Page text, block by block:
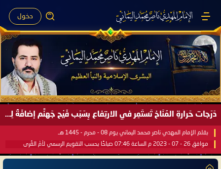
دخول
دَرَجات حَرارةِ المُنَاخ تَستَمِر في الارتِفاع بِسَبَب فَيْح جَهنَّم إضافَةً لِحرارةِ الشَّمس في مُحكَم القُرآن العَظيم ..
بقلم الإمام المهدي ناصر محمد اليماني يوم 08 - محرم - 1445 هـ
موافق 26 - 07 - 2023 م الساعة 07:46 صباحًا بحسب التقويم الرسمي لأمّ القُرى